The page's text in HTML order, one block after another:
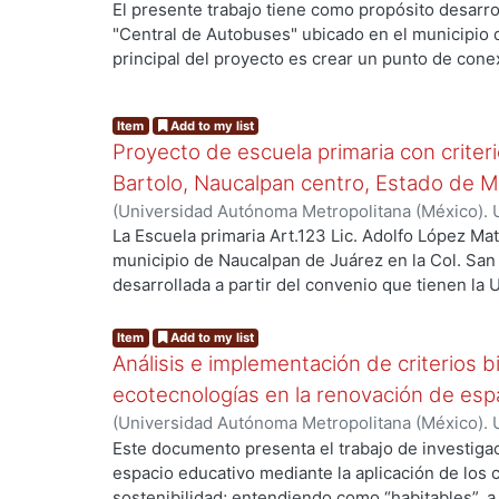
habitantes de Tizayuca y los lugares aledaños.
a cabo consta básicamente de un estudio
proyecto arquitectónico para que
en diversos softwares. Al final, con base en
decisiones para su acondicionamiento en cada
mencionadas, en caso de haber sido necesarias.
Garibay Ruiz, José Luis
El presente trabajo tiene como propósito
"Central de Autobuses" ubicado en el municipio
principal del proyecto es crear un punto de
planteamiento del anteproyecto se analizaron
el propósito de resolver eficientemente los
acústico y normativo. Se recopiló la información
identificando los principales problemas y
basadas en un análisis detallado, la síntesis de
acciones concretas. Las soluciones propuestas
sistemas pasivos, los cuales representan el
Item Add to my list
Proyecto de escuela primaria con
Bartolo, Naucalpan centro, Estado de
(Universidad Autónoma Metropolitana (México).
Espinoza, Roberto
La Escuela primaria Art.123 Lic. Adolfo López
municipio de Naucalpan de Juárez en la Col.
desarrollada a partir del convenio que tienen la
infraestructura cultural, educativa, deportiva,
planteles que las autoridades del municipio
más atención debido a las condiciones físicas y
La precariedad de las instalaciones la hace muy
climáticas y urbanas dado que no ofrecen
alumnos y maestros. El objetivo de este trabajo
arquitectónico que solucione las necesidades
Item Add to my list
Análisis e implementación de criterios
ecotecnologías en la renovación de
(Universidad Autónoma Metropolitana (México).
Lara Martínez, Fernando
Este documento presenta el trabajo de
espacio educativo mediante la aplicación de los